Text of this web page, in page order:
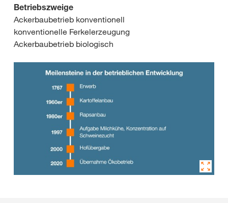
Betriebszweige
Ackerbaubetrieb konventionell
konventionelle Ferkelerzeugung
Ackerbaubetrieb biologisch